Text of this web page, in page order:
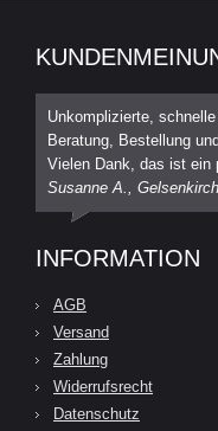
Unkomplizierte,
Beratung, Bestellung
Vielen Dank, das ist ein
Susanne A.,
INFORMATION
AGB
Versand
Zahlung
Widerrufsrecht
Datenschutz